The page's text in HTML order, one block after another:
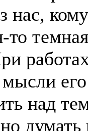
нас,
то
над
думать